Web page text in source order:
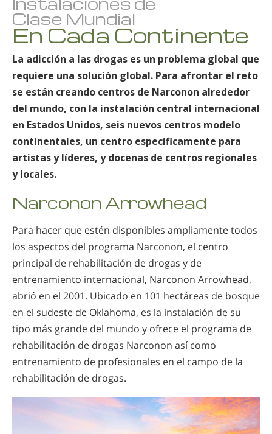
Clase Mundial
En Cada Continente
La adicción a las drogas es un problema global que
requiere una solución global. Para afrontar el reto
se están creando centros de Narconon alrededor
del mundo, con la instalación central internacional
en Estados Unidos, seis nuevos centros modelo
continentales, un centro específicamente para
artistas y líderes, y docenas de centros regionales
y locales.
Narconon Arrowhead
Para hacer que estén disponibles ampliamente todos
los aspectos del programa Narconon, el centro
principal de rehabilitación de drogas y de
entrenamiento internacional, Narconon Arrowhead,
abrió en el 2001. Ubicado en 101 hectáreas de bosque
en el sudeste de Oklahoma, es la instalación de su
tipo más grande del mundo y ofrece el programa de
rehabilitación de drogas Narconon así como
entrenamiento de profesionales en el campo de la
rehabilitación de drogas.